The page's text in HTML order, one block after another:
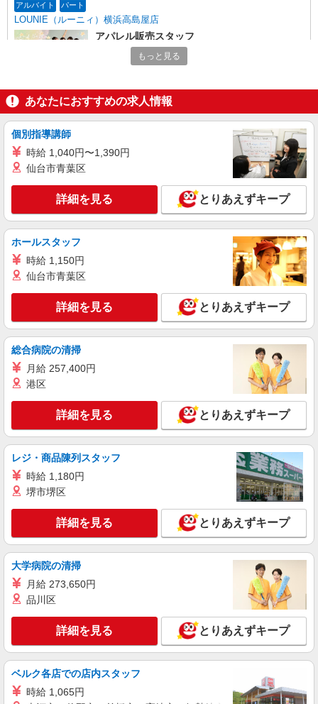
当の種類はエリアにより異なります。詳細は面接
時にお尋ねください。
アルバイト パート
LOUNIE（ルーニィ）横浜高島屋店
アパレル販売スタッフ
時給1230円〜＋交通費支給（月2万円迄）
ゼット ■横浜(横浜市営ブルーライン)2番口(約1分)
■横浜(ＪＲ横須賀線)2番口(約1分) ■横浜(ＪＲ京浜
東北線)2番口(約1分)
キープ 詳細を見る
正社員
Stola.（ストラ） 横浜ジョイナス店
未経験歓迎のアパレル販売スタッフ
未経験：月給243,800円〜400,000円 経験者
（店長候補）：月給300,000円〜 ※試用期間中は
270,000円〜 ★固定残業手当：30,800円（月給に
あたり20時間、超過時は追加で残業手当支給 ※月
3万円まで交通費支給 ※試用期間（2〜3ヶ月）も
制手当／住宅手当（実家外かつ賃貸の場合のみ別
途支給）※試用期間明けから支給／特別手当 ※手
当の種類はエリアにより異なります。詳細は面接
時にお尋ねください。 ＼入社３大特典キャンペー
ン実施中！／※詳細は備考欄にて
≪横浜ジョイナス店≫ 神奈川県横浜市西区南
幸1-4 横浜ジョイナスB1F ■各線「横浜駅」より徒
キープ 詳細を見る
COCO DEAL（ココディール） ルミネ横浜店
【店長候補募集】接客・販売・お店作り〜マネ
未経験：月給243,800円〜400,000円 経験者
（店長候補）：月給300,000円〜 ※試用期間中は
270,000円〜 ★固定残業手当：30,800円（月給に
含む） ※経験・能力考慮 ※固定残業時間は1ヶ月
あたり20時間、超過時は追加で残業手当支給 ※月
3万円まで交通費支給 ※試用期間（2〜3ヶ月）も
同条件 【手当】固定残業手当／資格手当／店舗職
制手当／住宅手当（実家外かつ賃貸の場合のみ別
途支給）※試用期間明けから支給／特別手当 ※手
当の種類はエリアにより異なります。詳細は面接
≪ルミネ横浜店≫ 神奈川県横浜市西区高島2-
16-1 ルミネ横浜3F
キープ 詳細を見る
アルバイト パート
COCO DEAL（ココディール） 横浜ジョイナス店
時給1230円〜＋交通費支給（月2万円迄）
≪横浜ジョイナス≫ 神奈川県横浜市西区南幸
1-5-1 ジョイナス B1F
キープ 詳細を見る
LILLIAN CARAT（リリアンカラット）横浜ジョイナス店
【店長候補募集】接客・販売・お店作り〜マネ
ジメントまでお任せします◎
未経験：月給243,800円〜400,000円 経験者
（店長候補）：月給300,000円〜 ※試用期間中は
もっと見る
あなたにおすすめの求人情報
個別指導講師
時給 1,040円〜1,390円
仙台市青葉区
詳細を見る とりあえずキープ
ホールスタッフ
時給 1,150円
仙台市青葉区
詳細を見る とりあえずキープ
総合病院の清掃
月給 257,400円
港区
詳細を見る とりあえずキープ
レジ・商品陳列スタッフ
時給 1,180円
堺市堺区
詳細を見る とりあえずキープ
大学病院の清掃
月給 273,650円
品川区
詳細を見る とりあえずキープ
ベルク各店での店内スタッフ
時給 1,065円